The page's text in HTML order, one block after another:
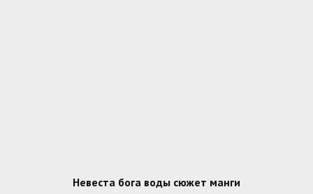
Невеста бога воды сюжет манги